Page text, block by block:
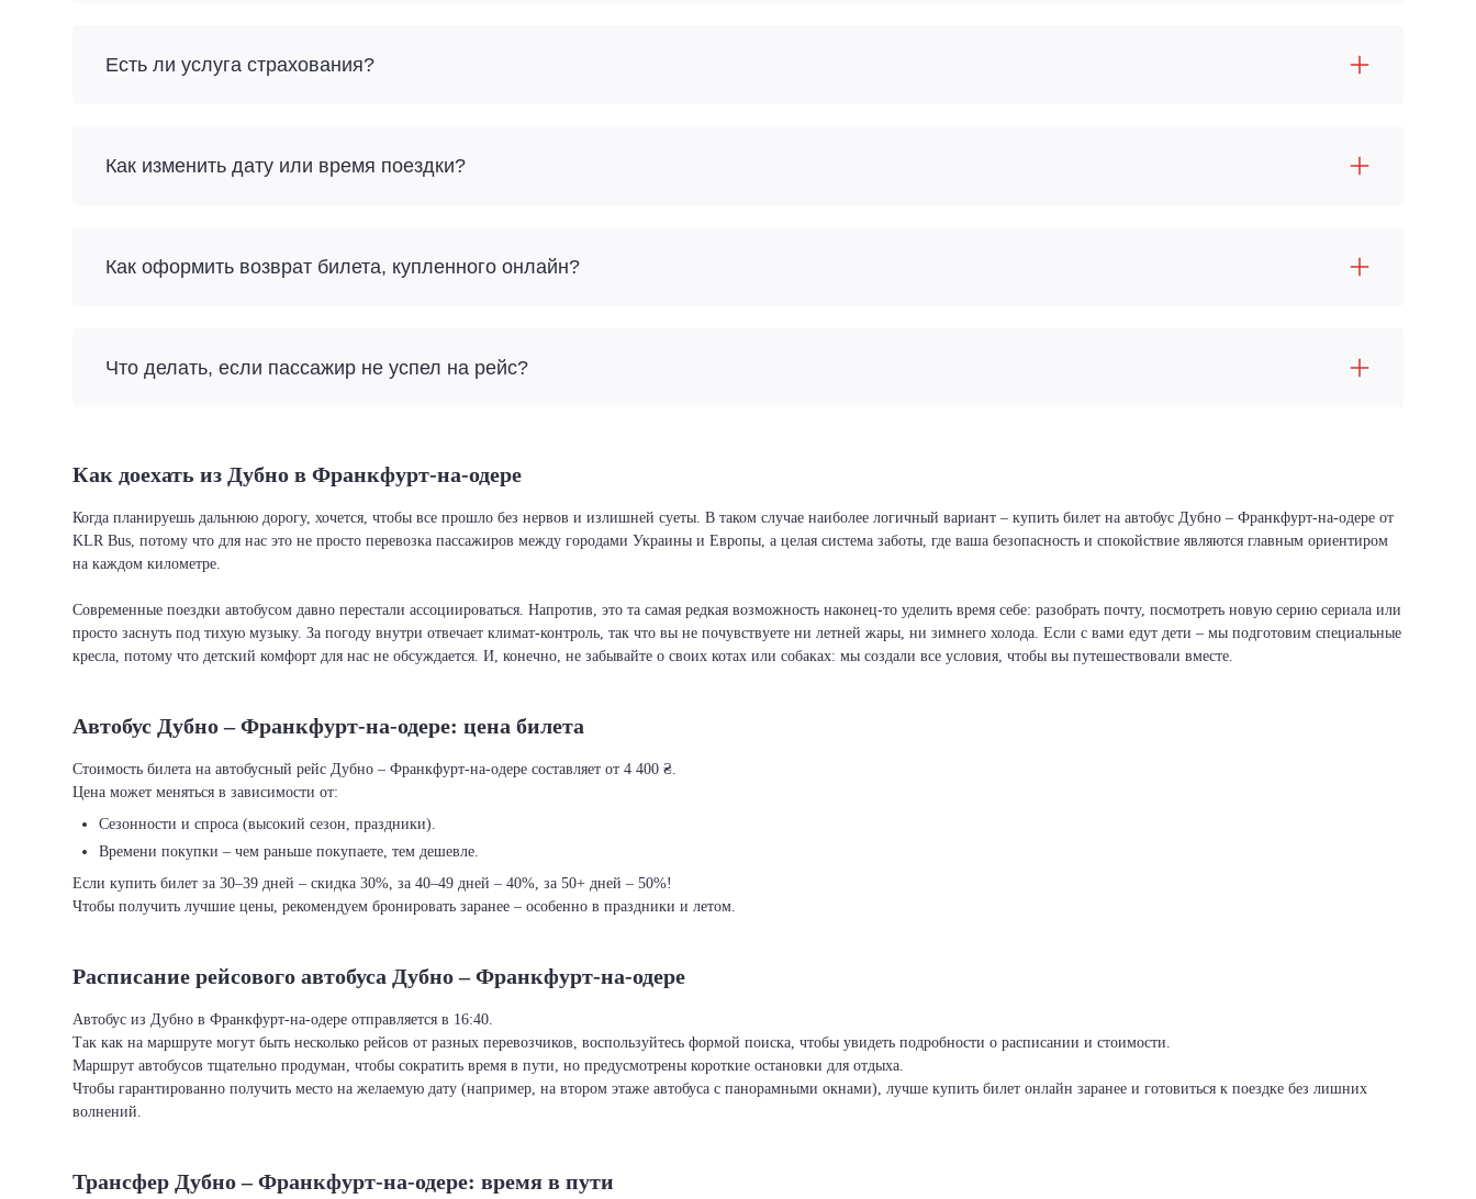
Есть ли услуга страхования?
Как изменить дату или время поездки?
Как оформить возврат билета, купленного онлайн?
Что делать, если пассажир не успел на рейс?
Как доехать из Дубно в Франкфурт-на-одере
Когда планируешь дальнюю дорогу, хочется, чтобы все прошло без нервов и излишней суеты. В таком случае наиболее логичный вариант – купить билет на автобус Дубно – Франкфурт-на-одере от
KLR Bus, потому что для нас это не просто перевозка пассажиров между городами Украины и Европы, а целая система заботы, где ваша безопасность и спокойствие являются главным ориентиром
на каждом километре.
Современные поездки автобусом давно перестали ассоциироваться. Напротив, это та самая редкая возможность наконец-то уделить время себе: разобрать почту, посмотреть новую серию сериала или
просто заснуть под тихую музыку. За погоду внутри отвечает климат-контроль, так что вы не почувствуете ни летней жары, ни зимнего холода. Если с вами едут дети – мы подготовим специальные
кресла, потому что детский комфорт для нас не обсуждается. И, конечно, не забывайте о своих котах или собаках: мы создали все условия, чтобы вы путешествовали вместе.
Автобус Дубно – Франкфурт-на-одере: цена билета
Стоимость билета на автобусный рейс Дубно – Франкфурт-на-одере составляет от 4 400 ₴.
Цена может меняться в зависимости от:
Сезонности и спроса (высокий сезон, праздники).
Времени покупки – чем раньше покупаете, тем дешевле.
Если купить билет за 30–39 дней – скидка 30%, за 40–49 дней – 40%, за 50+ дней – 50%!
Чтобы получить лучшие цены, рекомендуем бронировать заранее – особенно в праздники и летом.
Расписание рейсового автобуса Дубно – Франкфурт-на-одере
Автобус из Дубно в Франкфурт-на-одере отправляется в 16:40.
Так как на маршруте могут быть несколько рейсов от разных перевозчиков, воспользуйтесь формой поиска, чтобы увидеть подробности о расписании и стоимости.
Маршрут автобусов тщательно продуман, чтобы сократить время в пути, но предусмотрены короткие остановки для отдыха.
Чтобы гарантированно получить место на желаемую дату (например, на втором этаже автобуса с панорамными окнами), лучше купить билет онлайн заранее и готовиться к поездке без лишних
волнений.
Трансфер Дубно – Франкфурт-на-одере: время в пути